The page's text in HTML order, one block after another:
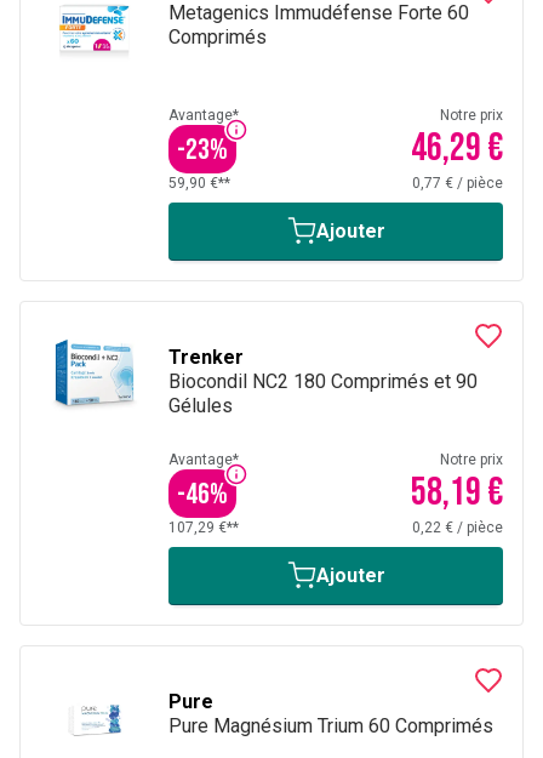
Metagenics Immudéfense Forte 60
Comprimés
Avantage*
-23%
Notre prix
46,29 €
59,90 €** 0,77 € / pièce
Ajouter
Trenker
Biocondil NC2 180 Comprimés et 90
Gélules
Avantage*
-46%
Notre prix
58,19 €
107,29 €** 0,22 € / pièce
Ajouter
Pure
Pure Magnésium Trium 60 Comprimés